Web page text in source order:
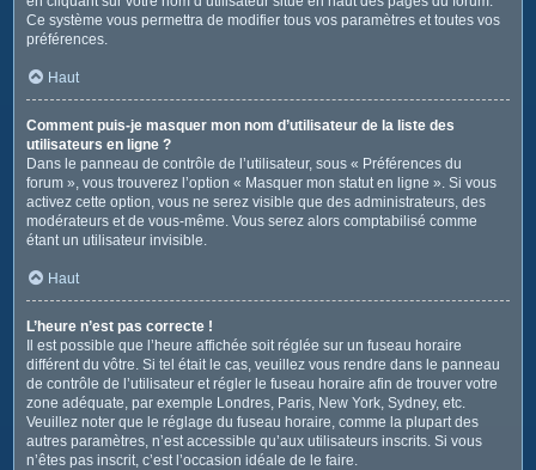
Ce système vous permettra de modifier tous vos paramètres et toutes vos
préférences.
Haut
Comment puis-je masquer mon nom d’utilisateur de la liste des
utilisateurs en ligne ?
Dans le panneau de contrôle de l’utilisateur, sous « Préférences du
forum », vous trouverez l’option « Masquer mon statut en ligne ». Si vous
activez cette option, vous ne serez visible que des administrateurs, des
modérateurs et de vous-même. Vous serez alors comptabilisé comme
étant un utilisateur invisible.
Haut
L’heure n’est pas correcte !
Il est possible que l’heure affichée soit réglée sur un fuseau horaire
différent du vôtre. Si tel était le cas, veuillez vous rendre dans le panneau
de contrôle de l’utilisateur et régler le fuseau horaire afin de trouver votre
zone adéquate, par exemple Londres, Paris, New York, Sydney, etc.
Veuillez noter que le réglage du fuseau horaire, comme la plupart des
autres paramètres, n’est accessible qu’aux utilisateurs inscrits. Si vous
n’êtes pas inscrit, c’est l’occasion idéale de le faire.